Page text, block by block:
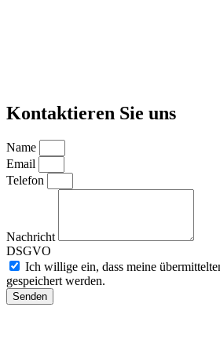
Kontaktieren Sie uns
Name
Email
Telefon
Nachricht
DSGVO
Ich willige ein, dass meine
gespeichert werden.
Senden